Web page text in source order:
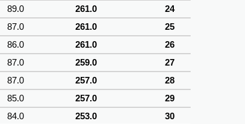
89.0 261.0
24
87.0 261.0
25
86.0 261.0
26
87.0 259.0
27
87.0 257.0
28
85.0 257.0
29
84.0 253.0
30